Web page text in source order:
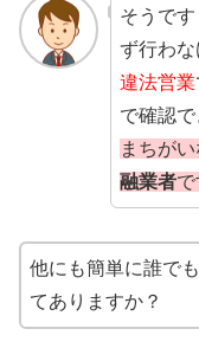
そうで
ず行わ
違法営業
で確認で
まちがい
融業者で
他にも簡単に誰で
てありますか？